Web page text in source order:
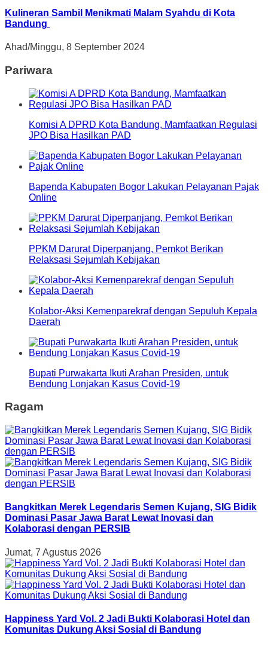
Kulineran Sambil Menikmati Malam Syahdu di Kota
Bandung
Ahad/Minggu, 8 September 2024
Pariwara
Komisi A DPRD Kota Bandung, Mamfaatkan Regulasi
JPO Bisa Hasilkan PAD
Bapenda Kabupaten Bogor Lakukan Pelayanan Pajak
Online
PPKM Darurat Diperpanjang, Pemkot Berikan
Relaksasi Sejumlah Kebijakan
Kolabor-Aksi Kemenparekraf dengan Sepuluh Kepala
Daerah
Bupati Purwakarta Ikuti Arahan Presiden, untuk
Bendung Lonjakan Kasus Covid-19
Ragam
Bangkitkan Merek Legendaris Semen Kujang, SIG Bidik
Dominasi Pasar Jawa Barat Lewat Inovasi dan
Kolaborasi dengan PERSIB
Jumat, 7 Agustus 2026
Happiness Yard Vol. 2 Jadi Bukti Kolaborasi Hotel dan
Komunitas Dukung Aksi Sosial di Bandung